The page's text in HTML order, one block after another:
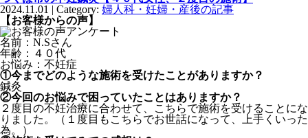
2024.11.01 | Category: 婦人科・妊婦・産後の記事
【お客様からの声】
名前：N.Sさん
年齢：４０代
お悩み：不妊症
①今までどのような施術を受けたことがありますか？
鍼灸
②今回のお悩みで困っていたことはありますか？
２度目の不妊治療に合わせて、こちらで施術を受けることにな
りました。（１度目もこちらでお世話になって、上手くいった
為。）